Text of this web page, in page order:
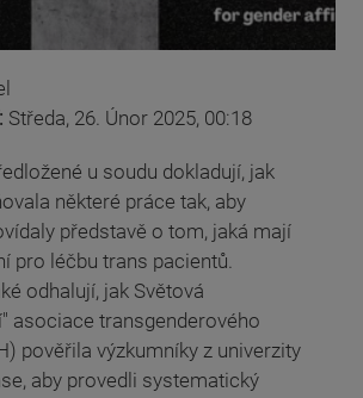
Středa, 26. Únor 2025, 00:18
u soudu dokladují, jak
některé práce tak, aby
představě o tom, jaká mají
pro léčbu trans pacientů.
odhalují, jak Světová
asociace transgenderového
pověřila výzkumníky z univerzity
aby provedli systematický